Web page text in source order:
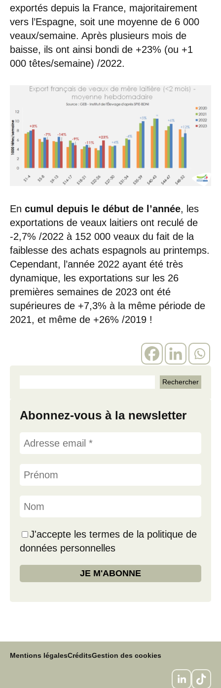
exportés depuis la France, majoritairement
vers l’Espagne, soit une moyenne de 6 000
veaux/semaine. Après plusieurs mois de
baisse, ils ont ainsi bondi de +23% (ou +1
000 têtes/semaine) /2022.
En cumul depuis le début de l’année, les
exportations de veaux laitiers ont reculé de
-2,7% /2022 à 152 000 veaux du fait de la
faiblesse des achats espagnols au printemps.
Cependant, l’année 2022 ayant été très
dynamique, les exportations sur les 26
premières semaines de 2023 ont été
supérieures de +7,3% à la même période de
2021, et même de +26% /2019 !
Abonnez-vous à la newsletter
J'accepte les termes de la politique de
données personnelles
Mentions légalesCréditsGestion des cookies